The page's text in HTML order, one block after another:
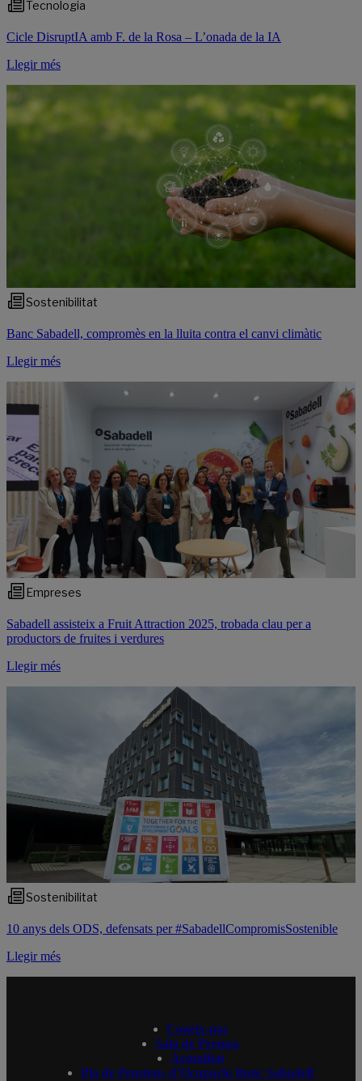
Tecnologia
Cicle DisruptIA amb F. de la Rosa – L’onada de la IA
Llegir més
Sostenibilitat
Banc Sabadell, compromès en la lluita contra el canvi climàtic
Llegir més
Empreses
Sabadell assisteix a Fruit Attraction 2025, trobada clau per a
productors de fruites i verdures
Llegir més
Sostenibilitat
10 anys dels ODS, defensats per #SabadellCompromisSostenible
Llegir més
Coneix-nos
Sala de Premsa
Actualitat
Pla de Pensions d’Ocupació Banc Sabadell